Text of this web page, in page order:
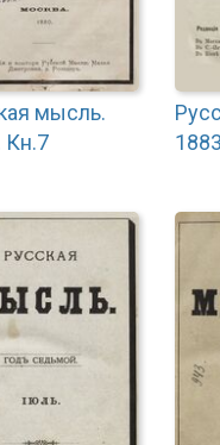
мысль.
Кн.7